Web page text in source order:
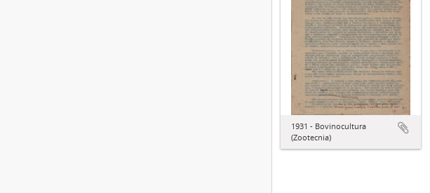
1931 - Bovinocultura
(Zootecnia)